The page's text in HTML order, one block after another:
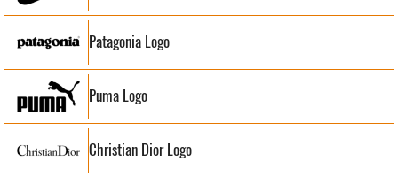
Patagonia Logo
Puma Logo
Christian Dior Logo